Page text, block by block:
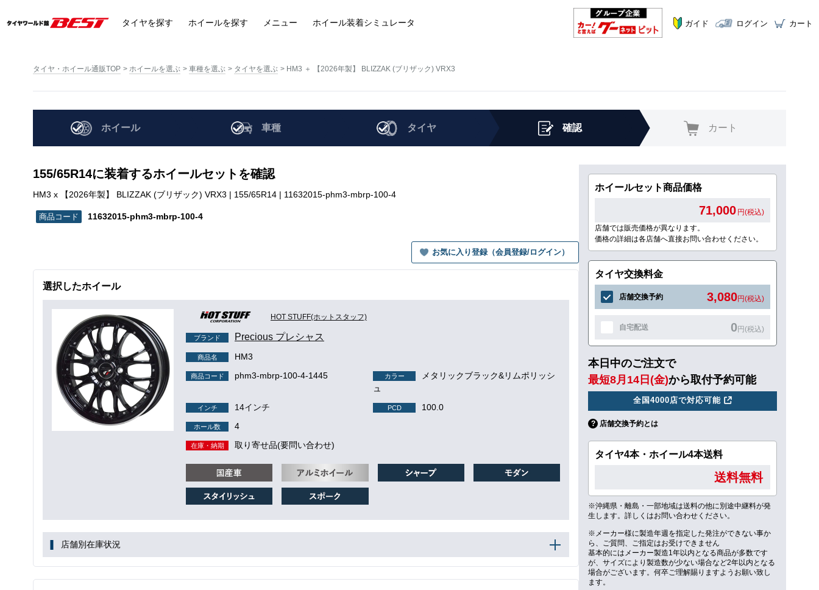
タイヤを探す ホイールを探す メニュー ホイール装着シミュレータ ガイド ログイン カート
タイヤ・ホイール通販TOP ホイールを選ぶ 車種を選ぶ タイヤを選ぶ HM3 ＋ 【2026年製】 BLIZZAK (ブリザック) VRX3
ホイール 車種 タイヤ 確認 カート
155/65R14に装着するホイールセットを確認
HM3 x 【2026年製】 BLIZZAK (ブリザック) VRX3 | 155/65R14 | 11632015-phm3-mbrp-100-4
11632015-phm3-mbrp-100-4
お気に入り登録（会員登録/ログイン）
選択したホイール
HOT STUFF(ホットスタッフ)
ブランド Precious プレシャス
商品名 HM3
商品コード phm3-mbrp-100-4-1445 カラー
メタリックブラック&リムポリッシ
ュ
インチ 14インチ PCD 100.0
ホール数 4
在庫・納期 取り寄せ品(要問い合わせ)
店舗別在庫状況
ホイールセット商品価格
71,000 円(税込)
店舗では販売価格が異なります。
価格の詳細は各店舗へ直接お問い合わせください。
タイヤ交換料金
店舗交換予約 3,080円(税込)
自宅配送 0円(税込)
本日中のご注文で
最短8月14日(金)から取付予約可能
全国4000店で対応可能
店舗交換予約とは
タイヤ4本・ホイール4本送料
送料無料
※沖縄県・離島・一部地域は送料の他に別途中継料が発
生します。詳しくはお問い合わせください。
※メーカー様に製造年週を指定した発注ができない事か
ら、ご質問、ご指定はお受けできません
基本的にはメーカー製造1年以内となる商品が多数です
が、サイズにより製造数が少ない場合など2年以内となる
場合がございます。何卒ご理解賜りますようお願い致し
ます。